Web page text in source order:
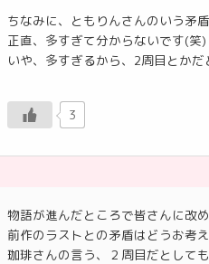
ちなみに、ともりんさんのいう矛
正直、多すぎて分からないです(笑)
いや、多すぎるから、2周目とか
3
物語が進んだところで皆さんに改
前作のラストとの矛盾はどうお考
珈琲さんの言う、２周目だとしても